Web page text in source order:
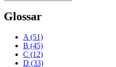
Glossar
A (51)
B (45)
C (12)
D (33)